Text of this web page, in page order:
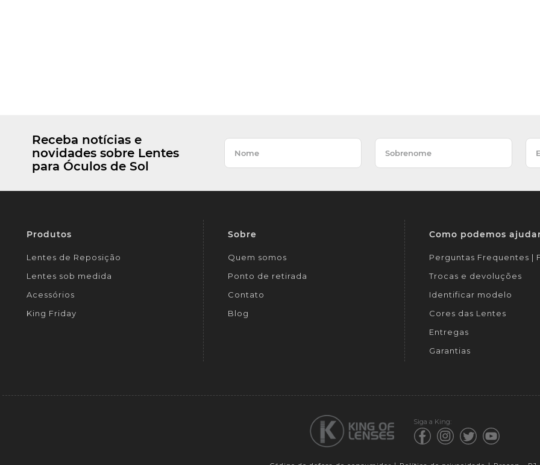
Receba notícias e
novidades sobre Lentes
para Óculos de Sol
Produtos
Lentes de Reposição
Lentes sob medida
Acessórios
King Friday
Sobre
Quem somos
Ponto de retirada
Contato
Blog
Como podemos
Perguntas Frequentes |
Trocas e devoluções
Identificar modelo
Cores das Lentes
Entregas
Garantias
Siga a King: